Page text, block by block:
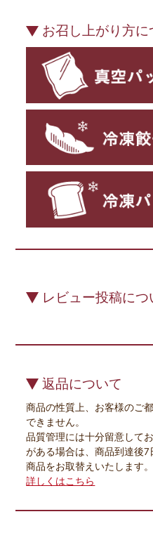
お召し上がり方に
レビュー投稿につ
返品について
商品の性質上、お客様のご
できません。
品質管理には十分留意して
がある場合は、商品到達後7
商品をお取替えいたします。
詳しくはこちら